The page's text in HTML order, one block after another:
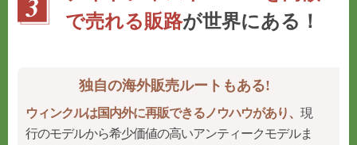
で売れる販路が世界にある！
独自の海外販売ルートもある!
ウィンクルは国内外に再販できるノウハウがあり、現
行のモデルから希少価値の高いアンティークモデルま